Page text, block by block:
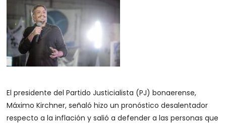
El presidente del Partido Justicialista (PJ) bonaerense,
Máximo Kirchner, señaló hizo un pronóstico desalentador
respecto a la inflación y salió a defender a las personas que